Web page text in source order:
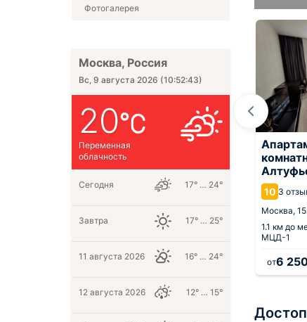
Апартаменты На
Дмитровском шоссе
107к3
8.5
15 км от центра
239 м
до метро Яхромская
от 5 547 руб.за 1 ночь
10 3
Москва,
1.1 км до
МЦД-1
от6
Фотогалерея
Москва, Россия
Вс, 9 августа 2026 (10:52:44)
20
Переменная
облачность
Сегодня 17° … 24°
Завтра 17° … 25°
11 августа 2026 16° … 24°
12 августа 2026 12° … 15°